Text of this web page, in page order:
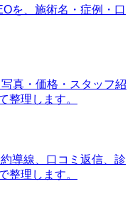
を、施術名・症例・口
真・価格・スタッフ紹
整理します。
導線、口コミ返信、診
整理します。